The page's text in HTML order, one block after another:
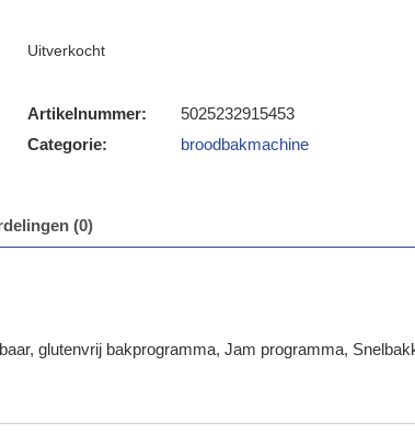
Uitverkocht
Artikelnummer:
5025232915453
Categorie:
broodbakmachine
(0)
glutenvrij bakprogramma, Jam programma,